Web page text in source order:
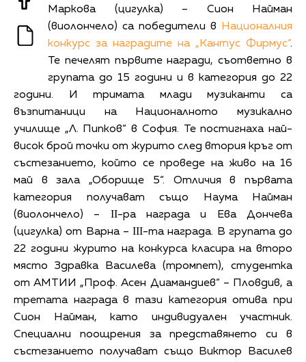
Маркова (цигулка) – Сион Найман
(виолончело) са победители в
Националния
конкурс за наградите на „Кантус Фирмус“.
Те печелят първите награди, съответно в
групата до 15 години и в категория до 22
години. И тримата млади музиканти са
възпитаници на Националното музикално
училище „Л. Пипков“ в София. Те постигнаха най-
висок брой точки от журито след втория кръг от
състезанието, който се проведе на живо на 16
май в зала „Оборище 5“. Отличия в първата
категория получават също Наума Найман
(виолончело) – ІІ-ра награда и Ева Дончева
(цигулка) от Варна – ІІІ-та награда. В групата до
22 години журито на конкурса класира на второ
място Здравка Василева (тромпет), студентка
от АМТИИ „Проф. Асен Диамандиев“ – Пловдив, а
третата награда в тази категория отива при
Сион Найман, като индивидуален участник.
Специални поощрения за представянето си в
състезанието получават също Виктор Василев